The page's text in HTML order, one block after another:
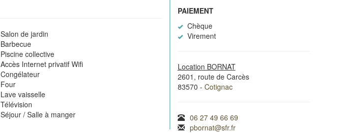
Salon de jardin
Barbecue
Piscine collective
Accès Internet privatif Wifi
Congélateur
Four
Lave vaisselle
Télévision
Séjour / Salle à manger
PAIEMENT
Chèque
Virement
Location BORNAT
2601, route de Carcès
83570 - Cotignac
06 27 49 66 69
pbornat@sfr.fr